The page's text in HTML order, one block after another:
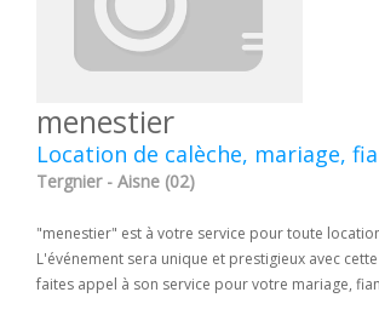
menestier
Location de calèche, mariage,
Tergnier - Aisne (02)
"menestier" est à votre service pour toute
L'événement sera unique et prestigieux avec
faites appel à son service pour votre mariage,